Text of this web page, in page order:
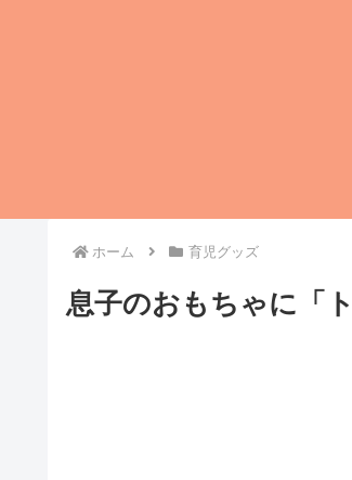
ホーム 育児グッズ
息子のおもちゃに「